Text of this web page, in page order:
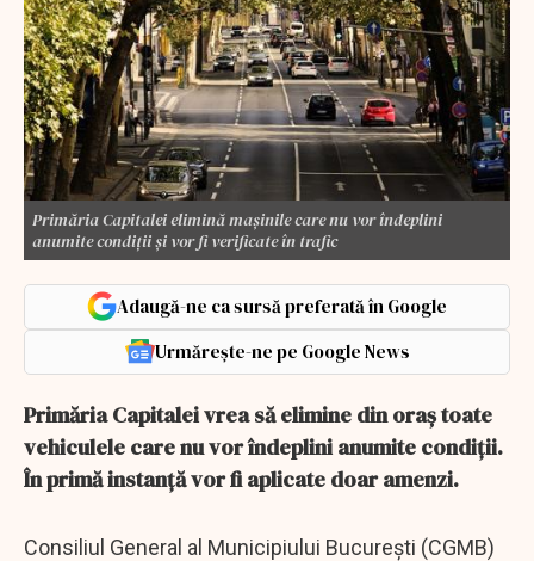
Primăria Capitalei elimină mașinile care nu vor îndeplini
anumite condiții și vor fi verificate în trafic
Adaugă-ne ca sursă preferată în Google
Urmărește-ne pe Google News
Primăria Capitalei vrea să elimine din oraș toate
vehiculele care nu vor îndeplini anumite condiții.
În primă instanță vor fi aplicate doar amenzi.
Consiliul General al Municipiului București (CGMB)